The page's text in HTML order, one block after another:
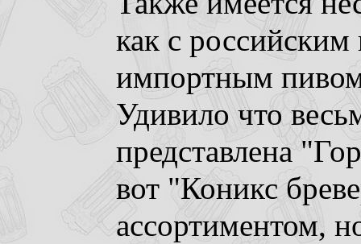
как с
импортным
Удивило что
представлена
вот "Коникс
ассортиментом,